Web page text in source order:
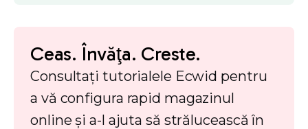
Ceas. Învăţa. Creste.
Consultați tutorialele Ecwid pentru
a vă configura rapid magazinul
online și a-l ajuta să strălucească în